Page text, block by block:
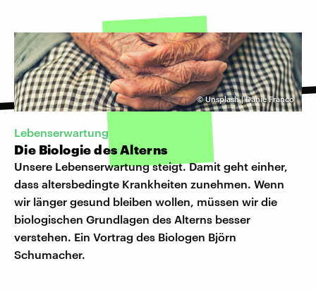
©Unsplash | Danie Franco
Lebenserwartung
Die Biologie des Alterns
Unsere Lebenserwartung steigt. Damit geht einher,
dass altersbedingte Krankheiten zunehmen. Wenn
wir länger gesund bleiben wollen, müssen wir die
biologischen Grundlagen des Alterns besser
verstehen. Ein Vortrag des Biologen Björn
Schumacher.